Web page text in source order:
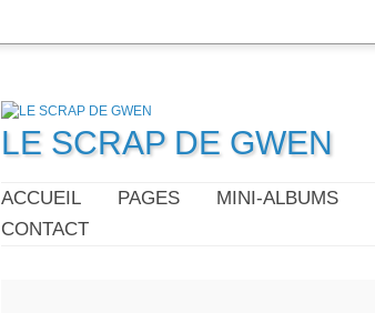
LE SCRAP DE GWEN
ACCUEIL PAGES MINI-ALBUMS
CONTACT